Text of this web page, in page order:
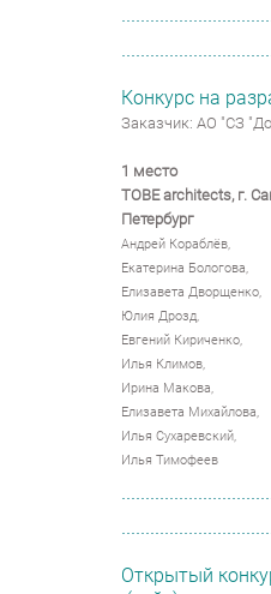
Конкурс на
Заказчик: АО "СЗ
1 место
TOBE architects,г.
Петербург
Андрей Кораблёв,
Екатерина Бологова,
Елизавета Дворщенко,
Юлия Дрозд,
Евгений Кириченко,
Илья Климов,
Ирина Макова,
Елизавета Михайлова,
Илья Сухаревский,
Илья Тимофеев
Открытый